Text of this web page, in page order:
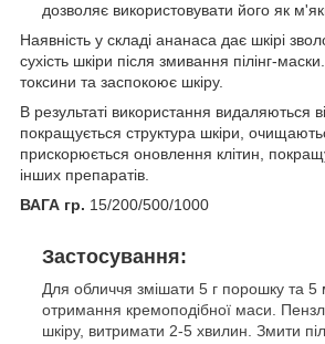
дозволяє використовувати його як
Наявність у складі ананаса дає шкірі
сухість шкіри після змивання пілінг-
токсини та заспокоює шкіру.
В результаті використання видаляються
покращується структура шкіри,
прискорюється оновлення клітин,
інших препаратів.
ВАГА гр. 15/200/500/1000
Застосування:
Для обличчя змішати 5 г порошку та
отримання кремоподібної маси.
шкіру, витримати 2-5 хвилин. Змити